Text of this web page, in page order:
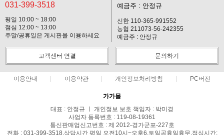
031-399-3518
평일 10:00 ~ 18:00
점심 12:00 ~ 13:00
주말/공휴일은 게시판을 이용하세요
예금주 : 안정규
신한 110-365-991552
농협 211073-56-242355
예금주 : 안정규
고객센터 연결 문의하기
이용안내 이용약관 개인정보처리방침 PC버전
가가몰
대표 : 안정규 ㅣ 개인정보 보호 책임자 : 박미경
사업자 등록번호 : 119-08-19361
통신판매업신고번호 : 제 2012-경가군포-227호
전화 : 031-399-3518,상담시간 평일 오전10시~오후6,토일공휴일휴무,점심시간: